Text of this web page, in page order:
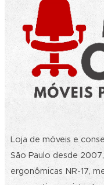
Loja de móveis e
São Paulo desde
ergonômicas NR-17,